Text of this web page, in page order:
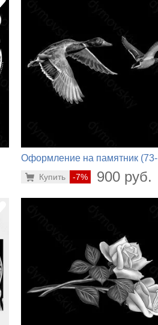
Оформление на памятник (73-
-7% 900 руб.
Купить